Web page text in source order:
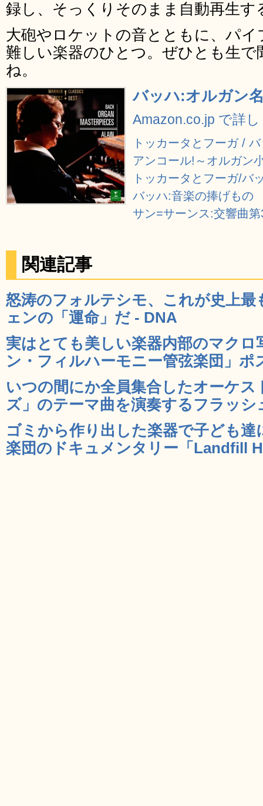
録し、そっくりそのまま自動再生す
大砲やロケットの音とともに、パ
難しい楽器のひとつ。ぜひとも生
ね。
バッハ:オルガン
Amazon.co.jp で詳
トッカータとフーガ /
アンコール!～オルガン
トッカータとフーガ/バ
バッハ:音楽の捧げもの
サン=サーンス:交響曲
関連記事
怒涛のフォルテシモ、これが史上
ェンの「運命」だ - DNA
実はとても美しい楽器内部のマクロ
ン・フィルハーモニー管弦楽団」ポ
いつの間にか全員集合したオーケ
ズ」のテーマ曲を演奏するフラッシ
ゴミから作り出した楽器で子ども達
楽団のドキュメンタリー「Landfill